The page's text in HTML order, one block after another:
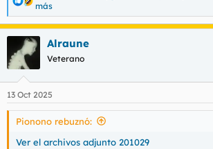
R
e
a
c
i
o
n
e
s
más
Alraune
Veterano
13 Oct 2025
Pionono rebuznó:
Ver el archivos adjunto 201029